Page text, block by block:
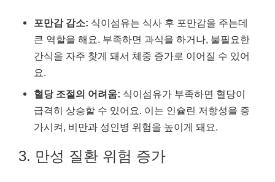
포만감 감소: 식이섬유는 식사 후 포만감을 주는데
큰 역할을 해요. 부족하면 과식을 하거나, 불필요한
간식을 자주 찾게 돼서 체중 증가로 이어질 수 있어
요.
혈당 조절의 어려움: 식이섬유가 부족하면 혈당이
급격히 상승할 수 있어요. 이는 인슐린 저항성을 증
가시켜, 비만과 성인병 위험을 높이게 돼요.
3. 만성 질환 위험 증가